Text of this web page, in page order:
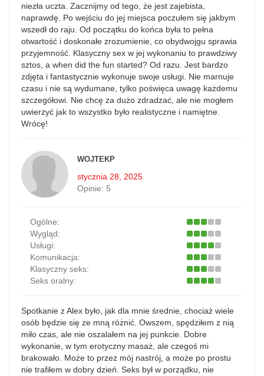
niezła uczta. Zacznijmy od tego, że jest zajebista,
naprawdę. Po wejściu do jej miejsca poczułem się jakbym
wszedł do raju. Od początku do końca była to pełna
otwartość i doskonałe zrozumienie, co obydwojgu sprawia
przyjemność. Klasyczny sex w jej wykonaniu to prawdziwy
sztos, a when did the fun started? Od razu. Jest bardzo
zdjęta i fantastycznie wykonuje swoje usługi. Nie marnuje
czasu i nie są wydumane, tylko poświęca uwagę każdemu
szczegółowi. Nie chcę za dużo zdradzać, ale nie mogłem
uwierzyć jak to wszystko było realistyczne i namiętne.
Wrócę!
WOJTEKP
stycznia 28, 2025
Opinie: 5
Ogólne:
Wygląd:
Usługi:
Komunikacja:
Klasyczny seks:
Seks oralny:
Spotkanie z Alex było, jak dla mnie średnie, chociaż wiele
osób będzie się ze mną różnić. Owszem, spędziłem z nią
miło czas, ale nie oszalałem na jej punkcie. Dobre
wykonanie, w tym erotyczny masaż, ale czegoś mi
brakowało. Może to przez mój nastrój, a może po prostu
nie trafiłem w dobry dzień. Seks był w porządku, nie